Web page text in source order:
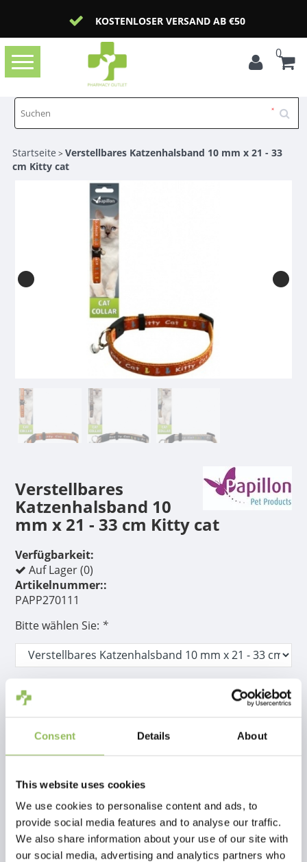
Consent Details About
This website uses cookies
We use cookies to personalise content and ads, to
provide social media features and to analyse our traffic.
We also share information about your use of our site with
our social media, advertising and analytics partners who
KOSTENLOSER VERSAND AB €50
Toggle
navigation
0
Startseite >Verstellbares Katzenhalsband 10 mm x 21 - 33
cm Kitty cat
Verstellbares
Katzenhalsband 10
mm x 21 - 33 cm Kitty cat
Verfügbarkeit:
Auf Lager (0)
Artikelnummer::
PAPP270111
Bitte wählen Sie: *
Beschreibung
Verstellbares Katzenhalsband 10 mm
x 21 - 33 cm Kitty Katze Farbe grau